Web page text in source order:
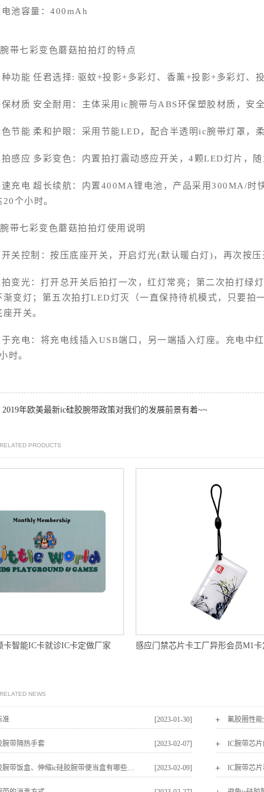
池容量：400mAh
带七彩变色蘑菇拍拍灯的特点
功能 任君选择: 驱蚊+投影+多彩灯、香薰+投影+多彩灯、
材质 安全耐用：主体采用ic腕带与ABS环保塑胶材质，安
节能 柔和护眼：采用节能LED，配合半透明ic腕带灯罩，
感应 多彩变色：内置拍打震动感应开关，4颗LED灯片，
速充电 超长续航：内置400MA锂电池，产品采用300MA/时
个小时。
带七彩变色蘑菇拍拍灯使用说明
关控制：按压底座开关，开启灯光(默认暖白灯)，再次按
变光：打开总开关后拍打一次，红灯常亮；第二次拍打绿
渐变灯；第五次拍打LED灯灭（一直保持待机模式，只要拍
开关。
充电：将充电线插入USB端口，另一端插入灯座。充电中
时。
2019年欧美最新ic硅胶腕带政策对我们的发展前景有着~~
PRODUCTS
卡智能IC卡就诊IC卡定做厂家
NEWS
准 [2023-01-30] 氟胶圈性
腕带隔热手套 [2023-02-07] IC腕带芯
可折叠ic硅胶腕带饭盒、伸缩ic硅胶腕带便当盒有哪些优点 [2023-02-09] IC腕带芯